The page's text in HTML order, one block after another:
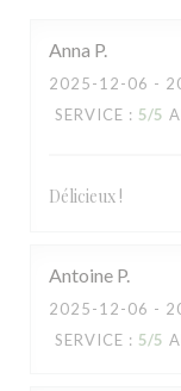
Anna P
2025-12-06 -
SERVICE : 5/5
Délicieux !
Antoine P
2025-12-06 -
SERVICE : 5/5